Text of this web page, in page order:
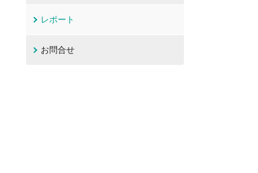
レポート
お問合せ